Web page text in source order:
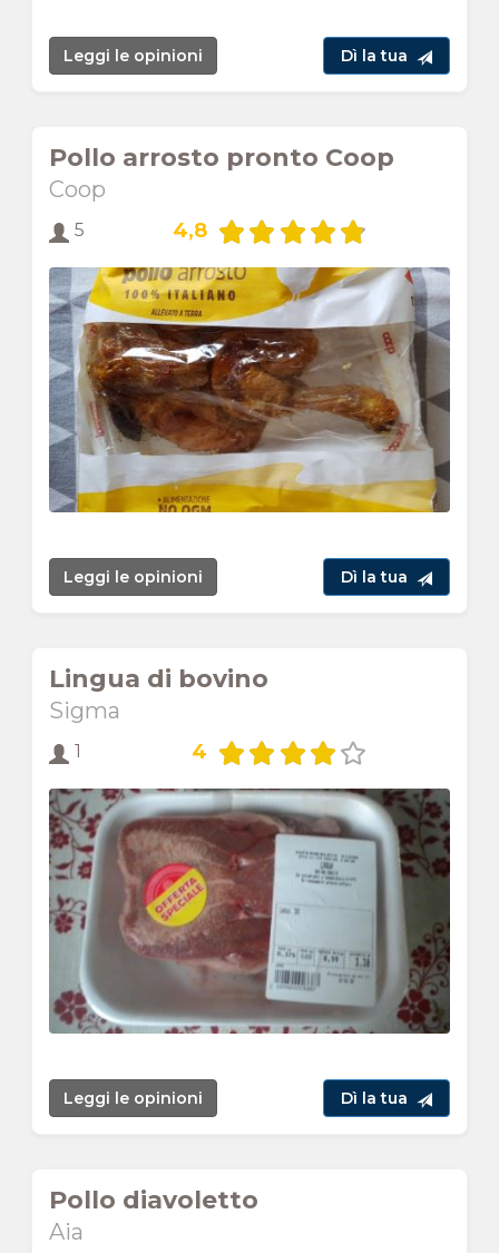
Leggi le opinioni Dì la tua
Pollo arrosto pronto Coop
Coop
5 4,8
Leggi le opinioni Dì la tua
Lingua di bovino
Sigma
1 4
Leggi le opinioni Dì la tua
Pollo diavoletto
Aia